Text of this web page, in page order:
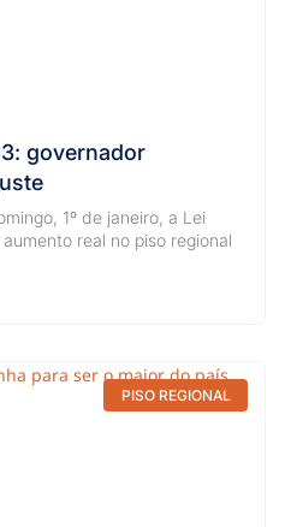
governador
1º de janeiro, a Lei
real no piso regional
PISO REGIONAL